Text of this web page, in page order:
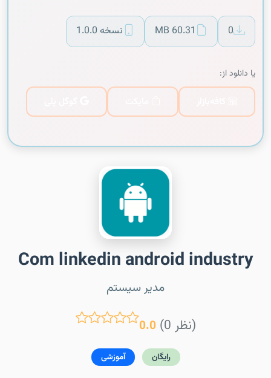
0
60.31 MB نسخه 1.0.0
یا دانلود از:
Com linkedin android industry
مدیر سیستم
0.0 (0 نظر)
رایگان آموزشی